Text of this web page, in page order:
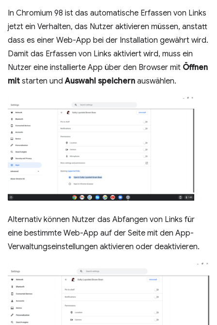
In Chromium 98 ist das automatische Erfassen von Links
jetzt ein Verhalten, das Nutzer aktivieren müssen, anstatt
dass es einer Web-App bei der Installation gewährt wird.
Damit das Erfassen von Links aktiviert wird, muss ein
Nutzer eine installierte App über den Browser mit Öffnen
mit starten undAuswahl speichern auswählen.
Alternativ können Nutzer das Abfangen von Links für
eine bestimmte Web-App auf der Seite mit den App-
Verwaltungseinstellungen aktivieren oder deaktivieren.